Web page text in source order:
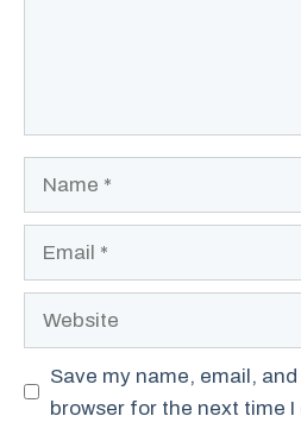
Save my name, email,
browser for the next time